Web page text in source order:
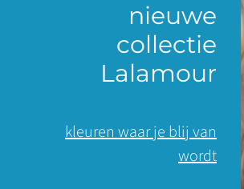
nieuwe
collectie
Lalamour
kleuren waar je blij van
wordt